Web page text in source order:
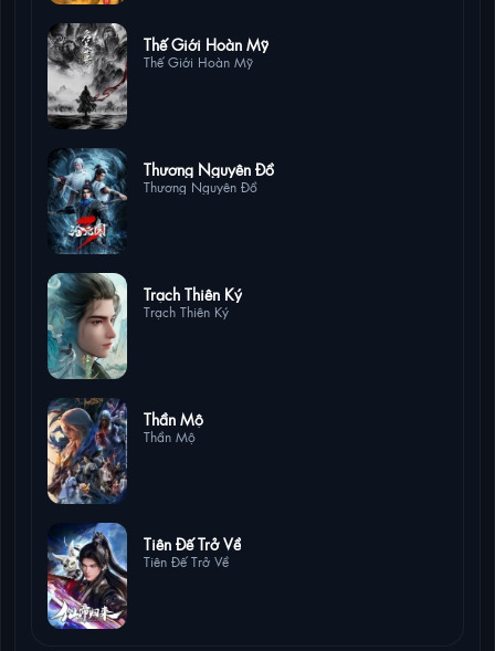
Thế Giới Hoàn Mỹ
Thế Giới Hoàn Mỹ
Thương Nguyên Đồ
Thương Nguyên Đồ
Trạch Thiên Ký
Trạch Thiên Ký
Thần Mộ
Thần Mộ
Tiên Đế Trở Về
Tiên Đế Trở Về